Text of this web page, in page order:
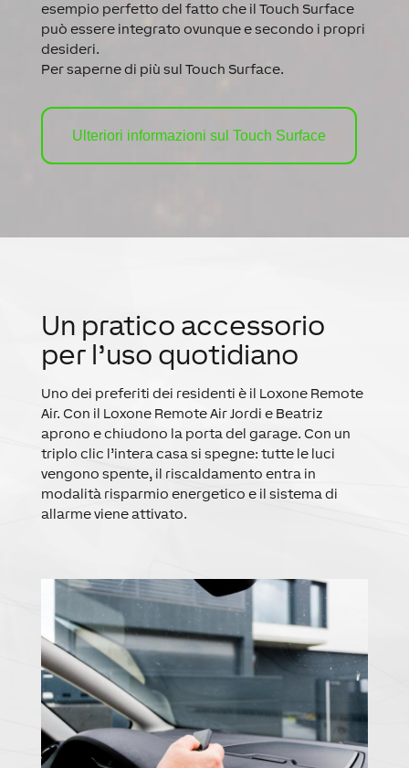
esempio perfetto del fatto che il Touch Surface
può essere integrato ovunque e secondo i propri
desideri.
Per saperne di più sul Touch Surface.
Ulteriori informazioni sul Touch Surface
Un pratico accessorio
per l’uso quotidiano
Uno dei preferiti dei residenti è il Loxone Remote
Air. Con il Loxone Remote Air Jordi e Beatriz
aprono e chiudono la porta del garage. Con un
triplo clic l’intera casa si spegne: tutte le luci
vengono spente, il riscaldamento entra in
modalità risparmio energetico e il sistema di
allarme viene attivato.